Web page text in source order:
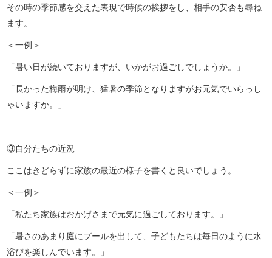
その時の季節感を交えた表現で時候の挨拶をし、相手の安否も尋ね
ます。
＜一例＞
「暑い日が続いておりますが、いかがお過ごしでしょうか。」
「長かった梅雨が明け、猛暑の季節となりますがお元気でいらっし
ゃいますか。」
③自分たちの近況
ここはきどらずに家族の最近の様子を書くと良いでしょう。
＜一例＞
「私たち家族はおかげさまで元気に過ごしております。」
「暑さのあまり庭にプールを出して、子どもたちは毎日のように水
浴びを楽しんでいます。」